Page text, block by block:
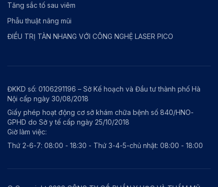
Tăng sắc tố sau viêm
Phẫu thuật nâng mũi
ĐIỀU TRỊ TÀN NHANG VỚI CÔNG NGHỆ LASER PICO
ĐKKD số: 0106291196 – Sở Kế hoạch và Đầu tư thành phố Hà
Nội cấp ngày 30/08/2018
Giấy phép hoạt động cơ sở khám chữa bệnh số 840/HNO-
GPHD do Sở y tế cấp ngày 25/10/2018
Giờ làm việc:
Thứ 2-6-7: 08:00 - 18:30 - Thứ 3-4-5-chủ nhật: 08:00 - 18:00